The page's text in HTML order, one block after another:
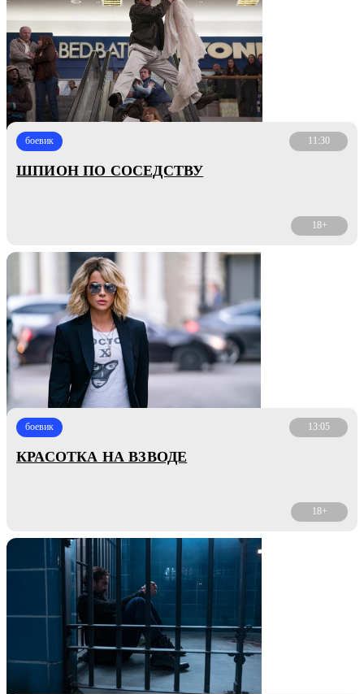
боевик 11:30
ШПИОН ПО СОСЕДСТВУ
18+
боевик 13:05
КРАСОТКА НА ВЗВОДЕ
18+